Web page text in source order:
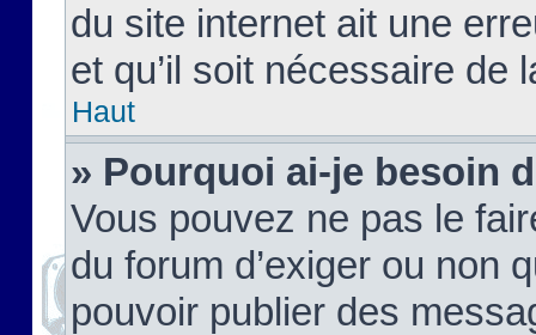
du site internet ait une
et qu’il soit nécessaire de
Haut
» Pourquoi ai-je besoin
Vous pouvez ne pas le
du forum d’exiger ou non
pouvoir publier des